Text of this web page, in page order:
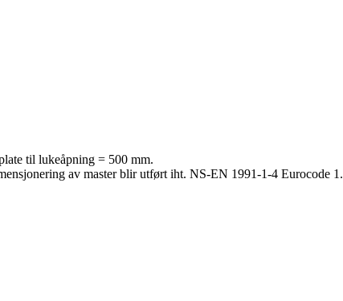
til lukeåpning = 500 mm.
av master blir utført iht. NS-EN 1991-1-4 Eurocode 1.